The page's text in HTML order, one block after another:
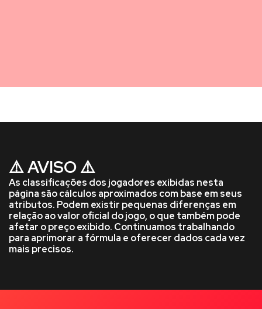
⚠️ AVISO ⚠️
As classificações dos jogadores exibidas nesta
página são cálculos aproximados com base em seus
atributos. Podem existir pequenas diferenças em
relação ao valor oficial do jogo, o que também pode
afetar o preço exibido. Continuamos trabalhando
para aprimorar a fórmula e oferecer dados cada vez
mais precisos.